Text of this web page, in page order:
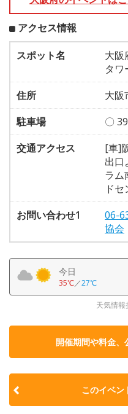
アクセス情報
スポット名
大阪
タ
住所
大阪
駐車場
〇
交通アクセス
[車]
出口
ラム
ド
お問い合わせ1
06-
協会
今日
35℃／27℃
天気情
開催期間や料金、
このイベン